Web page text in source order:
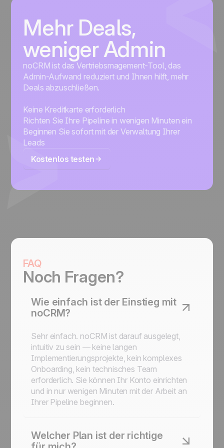
Mehr Deals,
weniger Admin
noCRM ist das Vertriebsmagement-Tool, das
Admin-Aufwand reduziert und Ihnen hilft, mehr
Deals abzuschließen.
Keine Kreditkarte erforderlich
Richten Sie Ihre Pipeline in wenigen Minuten ein
Beginnen Sie sofort mit der Verwaltung Ihrer
Leads
Kostenlos testen
FAQ
Noch Fragen?
Wie einfach ist der Einstieg mit
noCRM?
Sehr einfach. noCRM ist darauf ausgelegt,
intuitiv zu sein — keine langen
Implementierungsprojekte, kein komplexes
Onboarding, kein technisches Team
erforderlich. Sie können Ihr Konto einrichten
und in nur wenigen Minuten mit der Arbeit an
Ihrer Pipeline beginnen.
Welcher Plan ist der richtige